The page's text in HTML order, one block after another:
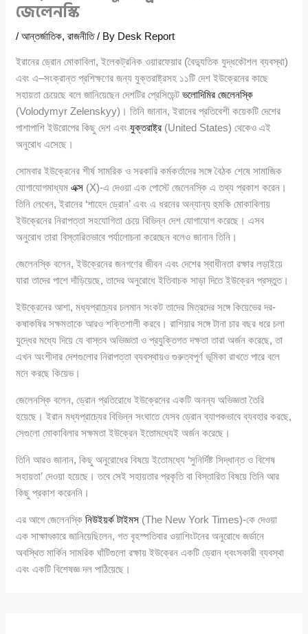
জেলেনস্কি
/আন্তর্জাতিক,রাজনীতি/ By Desk Report
ইরানের ড্রোন মোকাবিলা, ইলেকট্রনিক ওয়ারফেয়ার (বৈদ্যুতিক যুদ্ধকৌশল ব্যবস্থা)
এবং এ–সংক্রান্ত প্রশিক্ষণের জন্য যুক্তরাষ্ট্রসহ ১১টি দেশ ইউক্রেনের কাছে
সহায়তা চেয়েছে বলে জানিয়েছেন দেশটির প্রেসিডেন্টভলোদিমির জেলেনস্কি
(Volodymyr Zelenskyy)। তিনি জানান, ইরানের প্রতিবেশী কয়েকটি দেশের
পাশাপাশি ইউরোপের কিছু দেশ এবংযুক্তরাষ্ট্র (United States) থেকেও এই
অনুরোধ এসেছে।
সোমবার ইউক্রেনের শীর্ষ সামরিক ও সরকারি কর্মকর্তাদের সঙ্গে বৈঠক শেষে সামাজিক
যোগাযোগমাধ্যমএক্স (X)-এ দেওয়া এক পোস্টে জেলেনস্কি এ তথ্য প্রকাশ করেন।
তিনি লেখেন, ইরানের ‘শাহেদ ড্রোন’ এবং এ ধরনের অন্যান্য হুমকি মোকাবিলায়
ইউক্রেনের নিরাপত্তা সহযোগিতা চেয়ে বিভিন্ন দেশ যোগাযোগ করেছে। এসব
অনুরোধ তারা বিস্তারিতভাবে পর্যালোচনা করেছেন বলেও জানান তিনি।
জেলেনস্কি বলেন, ইউক্রেনের জনগণের জীবন এবং দেশের স্বাধীনতা রক্ষার লড়াইয়ে
যারা তাদের পাশে দাঁড়িয়েছে, তাদের অনুরোধে ইতিবাচক সাড়া দিতে ইউক্রেন প্রস্তুত।
ইউক্রেনের আশা, মধ্যপ্রাচ্যের চলমান সংকট তাদের মিত্রদের সঙ্গে কিয়েভের দর-
কষাকষির সক্ষমতাকে আরও শক্তিশালী করবে। রাশিয়ার সঙ্গে টানা চার বছর ধরে চলা
যুদ্ধের মধ্যে দিয়ে যে বাস্তব অভিজ্ঞতা ও প্রযুক্তিগত দক্ষতা তারা অর্জন করেছে, তা
এখন অংশীদার দেশগুলোর নিরাপত্তা ব্যবস্থায়ও গুরুত্বপূর্ণ ভূমিকা রাখতে পারে বলে
মনে করছে কিয়েভ।
জেলেনস্কি বলেন, ড্রোন প্রতিরোধে ইউক্রেনের একটি অনন্য অভিজ্ঞতা তৈরি
হয়েছে। ইরান মধ্যপ্রাচ্যের বিভিন্ন সংঘাতে যেসব ড্রোন ব্যাপকভাবে ব্যবহার করছে,
সেগুলো মোকাবিলার সক্ষমতা ইউক্রেন ইতোমধ্যেই অর্জন করেছে।
তিনি আরও জানান, কিছু অনুরোধের বিষয়ে ইতোমধ্যে ‘সুনির্দিষ্ট সিদ্ধান্ত ও বিশেষ
সহায়তা’ দেওয়া হয়েছে। তবে সেই সহায়তার প্রকৃতি বা বিস্তারিত বিষয়ে তিনি আর
কিছু প্রকাশ করেননি।
এর আগে জেলেনস্কিনিউইয়র্ক টাইমস (The New York Times)-কে দেওয়া
এক সাক্ষাৎকারে জানিয়েছিলেন, গত বৃহস্পতিবার ওয়াশিংটনের অনুরোধে জর্ডানে
অবস্থিত মার্কিন সামরিক ঘাঁটিগুলো রক্ষায় ইউক্রেন একটি ড্রোন ধ্বংসকারী ব্যবস্থা
এবং একটি বিশেষজ্ঞ দল পাঠিয়েছে।